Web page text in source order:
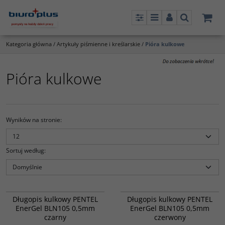
PanelMenuPanelSzukaj
Kategoria główna / Artykuły piśmienne i kreślarskie / Pióra kulkowe
Pióra kulkowe
Wyników na stronie:
Sortuj według:
Długopis kulkowy PENTEL
EnerGel BLN105 0,5mm
czarny
Długopis kulkowy PENTEL
EnerGel BLN105 0,5mm
czerwony